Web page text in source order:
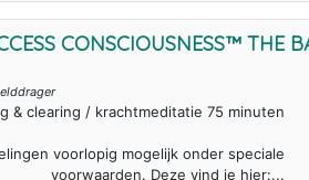
CONSCIOUSNESS™ THE
& clearing / krachtmeditatie 75 minuten
voorlopig mogelijk onder speciale
voorwaarden. Deze vind je hier:...